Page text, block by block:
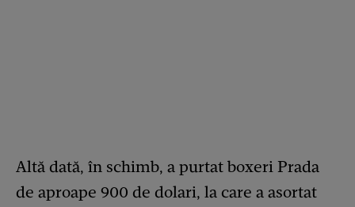
Altă dată, în schimb, a purtat boxeri Prada
de aproape 900 de dolari, la care a asortat